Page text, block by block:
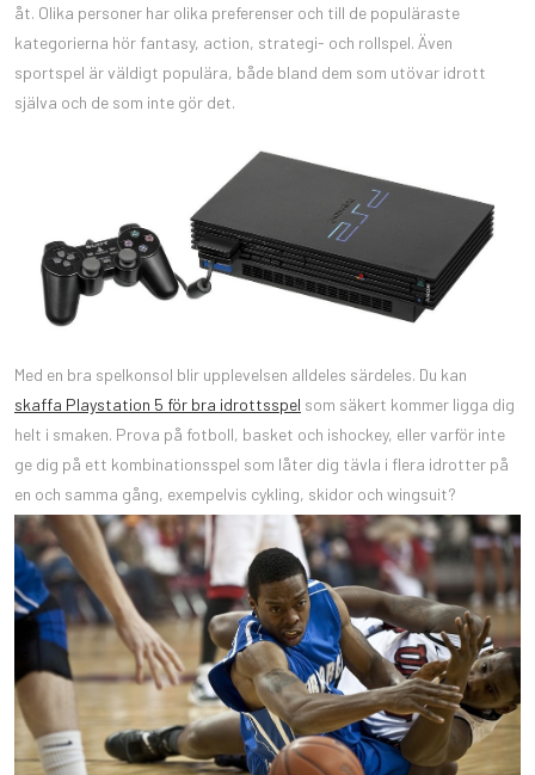
åt. Olika personer har olika preferenser och till de populäraste
kategorierna hör fantasy, action, strategi- och rollspel. Även
sportspel är väldigt populära, både bland dem som utövar idrott
själva och de som inte gör det.
Med en bra spelkonsol blir upplevelsen alldeles särdeles. Du kan
skaffa Playstation 5 för bra idrottsspel som säkert kommer ligga dig
helt i smaken. Prova på fotboll, basket och ishockey, eller varför inte
ge dig på ett kombinationsspel som låter dig tävla i flera idrotter på
en och samma gång, exempelvis cykling, skidor och wingsuit?